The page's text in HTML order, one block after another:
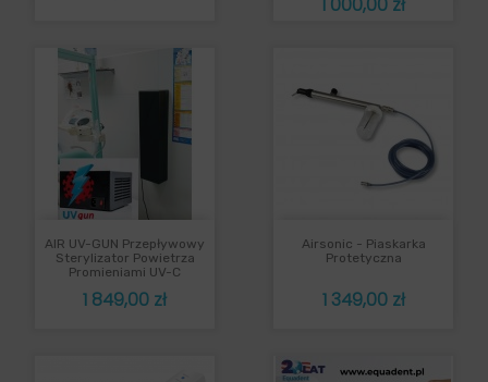
AIR UV-GUN Przepływowy
Sterylizator Powietrza
Promieniami UV-C
Cena
1 849,00 zł
Airsonic - Piaskarka
Protetyczna
Cena
1 349,00 zł